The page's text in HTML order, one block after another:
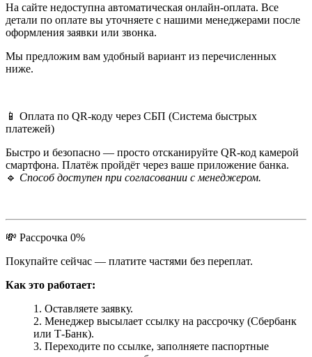
На сайте недоступна автоматическая онлайн-оплата. Все
детали по оплате вы уточняете с нашими менеджерами после
оформления заявки или звонка.
Мы предложим вам удобный вариант из перечисленных
ниже.
📱 Оплата по QR-коду через СБП (Система быстрых
платежей)
Быстро и безопасно — просто отсканируйте QR-код камерой
смартфона. Платёж пройдёт через ваше приложение банка.
🔹 Способ доступен при согласовании с менеджером.
💸 Рассрочка 0%
Покупайте сейчас — платите частями без переплат.
Как это работает:
Оставляете заявку.
Менеджер высылает ссылку на рассрочку (Сбербанк
или Т-Банк).
Переходите по ссылке, заполняете паспортные